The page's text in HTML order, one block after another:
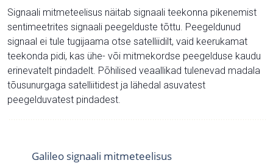
Signaali mitmeteelisus näitab signaali teekonna pikenemist
sentimeetrites signaali peegelduste tõttu. Peegeldunud
signaal ei tule tugijaama otse satelliidilt, vaid keerukamat
teekonda pidi, kas ühe- või mitmekordse peegelduse kaudu
erinevatelt pindadelt. Põhilised veaallikad tulenevad madala
tõusunurgaga satelliitidest ja lähedal asuvatest
peegelduvatest pindadest.
Galileo signaali mitmeteelisus